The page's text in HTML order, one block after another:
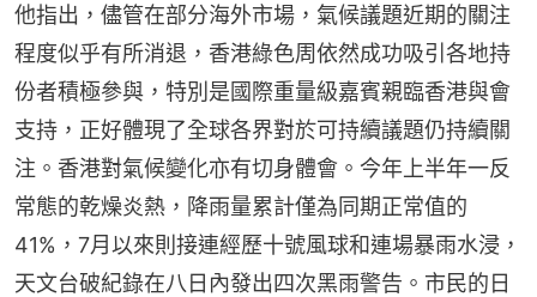
他指出，儘管在部分海外市場，氣候議題近期的關注
程度似乎有所消退，香港綠色周依然成功吸引各地持
份者積極參與，特別是國際重量級嘉賓親臨香港與會
支持，正好體現了全球各界對於可持續議題仍持續關
注。香港對氣候變化亦有切身體會。今年上半年一反
常態的乾燥炎熱，降雨量累計僅為同期正常值的
41%，7月以來則接連經歷十號風球和連場暴雨水浸，
天文台破紀錄在八日內發出四次黑雨警告。市民的日